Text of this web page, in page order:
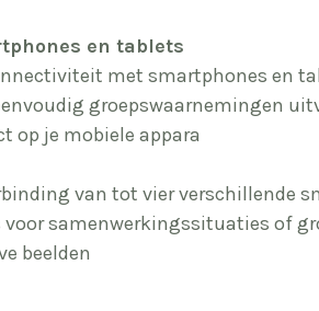
en tablets
met smartphones en
groepswaarnemingen
op je mobiele appara
van tot vier
samenwerkingssituaties of
beelden